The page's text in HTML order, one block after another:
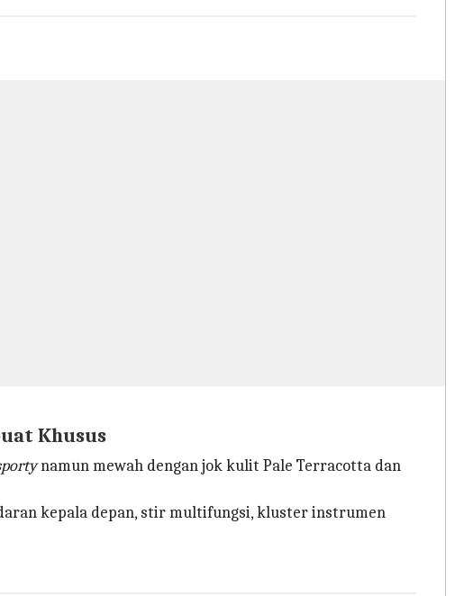
Khusus
namun mewah dengan jok kulit Pale Terracotta dan
kepala depan, stir multifungsi, kluster instrumen